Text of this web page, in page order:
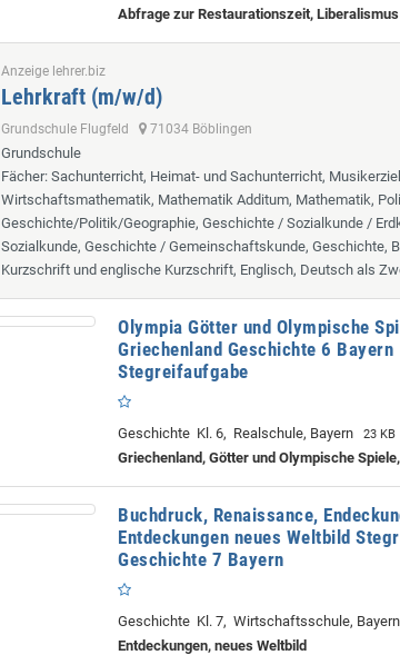
Abfrage zur Restaurationszeit, Liberalismus
Anzeige lehrer.biz
Lehrkraft (m/w/d)
Grundschule Flugfeld 71034 Böblingen
Grundschule
Fächer: Sachunterricht, Heimat- und Sachunterricht,
Wirtschaftsmathematik, Mathematik Additum, Mathematik,
Geschichte/Politik/Geographie, Geschichte / Sozialkunde /
Sozialkunde, Geschichte / Gemeinschaftskunde, Geschichte,
Kurzschrift und englische Kurzschrift, Englisch, Deutsch als
Olympia Götter und Olympische
Griechenland Geschichte 6 Bayern
Stegreifaufgabe
Geschichte Kl. 6, Realschule, Bayern 23 KB
Griechenland, Götter und Olympische
Buchdruck, Renaissance,
Entdeckungen neues Weltbild
Geschichte 7 Bayern
Geschichte Kl. 7, Wirtschaftsschule, Bayern
Entdeckungen, neues Weltbild